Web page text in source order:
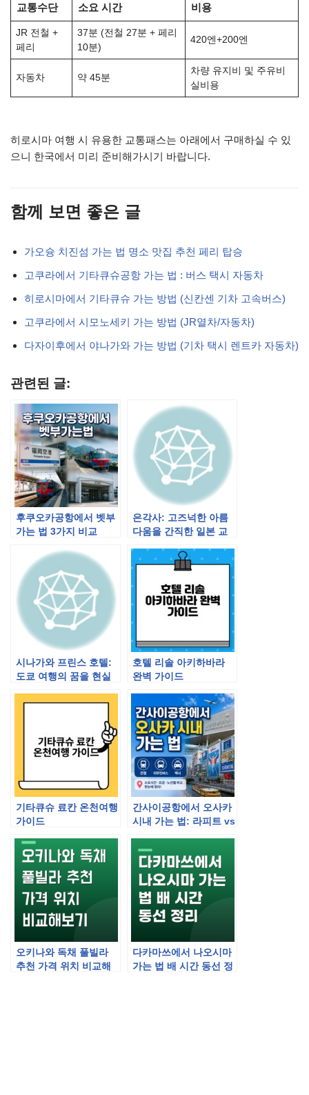
교통수단 소요 시간 비용
JR 전철 +
페리
37분 (전철 27분 + 페리
10분)
420엔+200엔
자동차 약 45분
차량 유지비 및 주유비
실비용
히로시마 여행 시 유용한 교통패스는 아래에서 구매하실 수 있
으니 한국에서 미리 준비해가시기 바랍니다.
함께 보면 좋은 글
가오슝 치진섬 가는 법 명소 맛집 추천 페리 탑승
고쿠라에서 기타큐슈공항 가는 법 : 버스 택시 자동차
히로시마에서 기타큐슈 가는 방법 (신칸센 기차 고속버스)
고쿠라에서 시모노세키 가는 방법 (JR열차/자동차)
다자이후에서 야나가와 가는 방법 (기차 택시 렌트카 자동차)
관련된 글:
후쿠오카공항에서 벳부
가는 법 3가지 비교
은각사: 고즈넉한 아름
다움을 간직한 일본 교
시나가와 프린스 호텔:
도쿄 여행의 꿈을 현실
호텔 리솔 아키하바라
완벽 가이드
기타큐슈 료칸 온천여행
가이드
간사이공항에서 오사카
시내 가는 법: 라피트 vs
총정리
오키나와 독채 풀빌라
추천 가격 위치 비교해
다카마쓰에서 나오시마
가는 법 배 시간 동선 정